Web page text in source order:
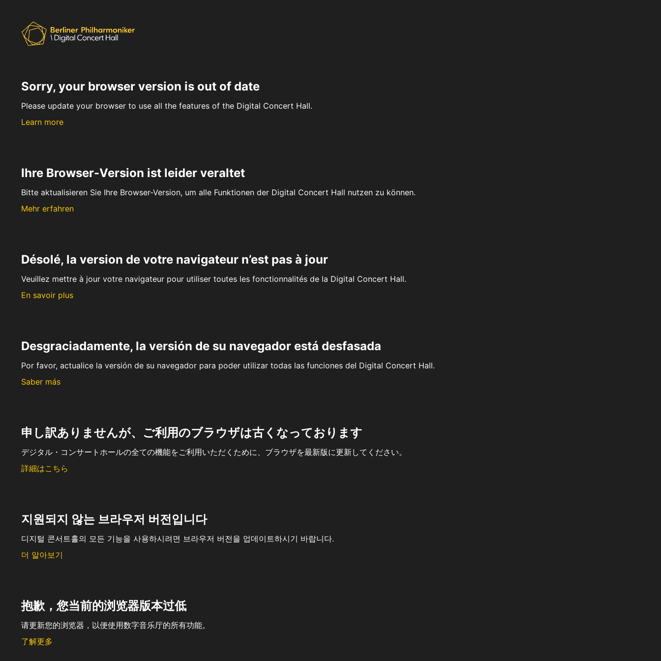
Sorry, your browser version is out of date
Please update your browser to use all the features of the Digital Concert Hall.
Learn more
Ihre Browser-Version ist leider veraltet
Bitte aktualisieren Sie Ihre Browser-Version, um alle Funktionen der Digital Concert Hall nutzen zu können.
Mehr erfahren
Désolé, la version de votre navigateur n’est pas à jour
Veuillez mettre à jour votre navigateur pour utiliser toutes les fonctionnalités de la Digital Concert Hall.
En savoir plus
Desgraciadamente, la versión de su navegador está desfasada
Por favor, actualice la versión de su navegador para poder utilizar todas las funciones del Digital Concert Hall.
Saber más
申し訳ありませんが、ご利用のブラウザは古くなっております
デジタル・コンサートホールの全ての機能をご利用いただくために、ブラウザを最新版に更新してください。
詳細はこちら
지원되지 않는 브라우저 버전입니다
디지털 콘서트홀의 모든 기능을 사용하시려면 브라우저 버전을 업데이트하시기 바랍니다.
더 알아보기
抱歉，您当前的浏览器版本过低
请更新您的浏览器，以便使用数字音乐厅的所有功能。
了解更多